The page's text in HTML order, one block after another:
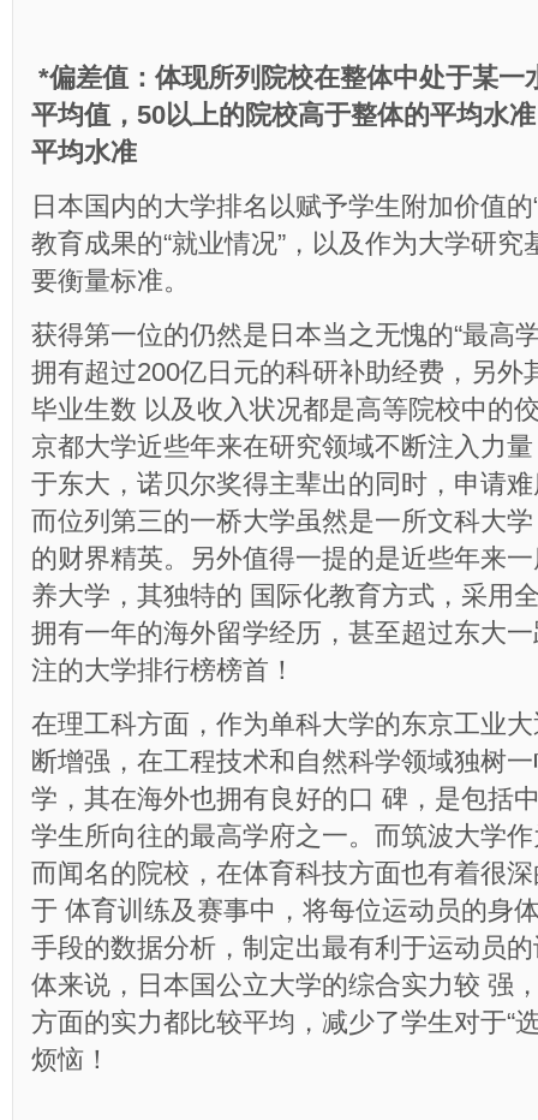
*偏差值：体现所列院校在整体中处于某一
平均值，50以上的院校高于整体的平均水
平均水准
日本国内的大学排名以赋予学生附加价值的
教育成果的“就业情况”，以及作为大学研究
要衡量标准。
获得第一位的仍然是日本当之无愧的“最高
拥有超过200亿日元的科研补助经费，另外
毕业生数 以及收入状况都是高等院校中的
京都大学近些年来在研究领域不断注入力
于东大，诺贝尔奖得主辈出的同时，申请
而位列第三的一桥大学虽然是一所文科大
的财界精英。另外值得一提的是近些年来
养大学，其独特的 国际化教育方式，采用
拥有一年的海外留学经历，甚至超过东大
注的大学排行榜榜首！
在理工科方面，作为单科大学的东京工业
断增强，在工程技术和自然科学领域独树
学，其在海外也拥有良好的口 碑，是包括
学生所向往的最高学府之一。而筑波大学
而闻名的院校，在体育科技方面也有着很
于 体育训练及赛事中，将每位运动员的身
手段的数据分析，制定出最有利于运动员
体来说，日本国公立大学的综合实力较 强
方面的实力都比较平均，减少了学生对于“
烦恼！